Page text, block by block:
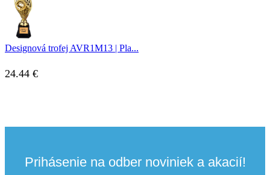
Designová trofej AVR1M13 | Pla...
24.44 €
Prihásenie na odber noviniek a akacií!